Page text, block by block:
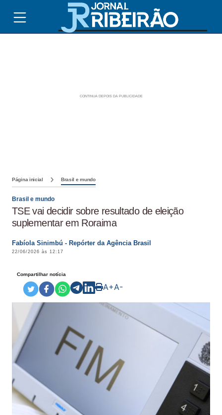
Página inicial Brasil e mundo
Brasil e mundo
TSE vai decidir sobre resultado de eleição
suplementar em Roraima
Fabíola Sinimbú - Repórter da Agência Brasil
22/06/2026 às 12:17
Compartilhar notícia
A+A-